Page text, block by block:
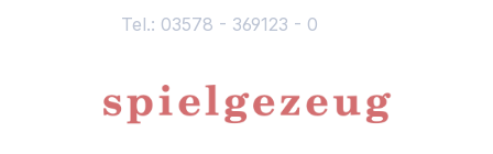
Tel.: 03578 - 369123 - 0